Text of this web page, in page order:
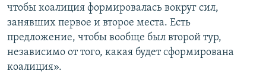
чтобы коалиция формировалась вокруг сил,
занявших первое и второе места. Есть
предложение, чтобы вообще был второй тур,
независимо от того, какая будет сформирована
коалиция».